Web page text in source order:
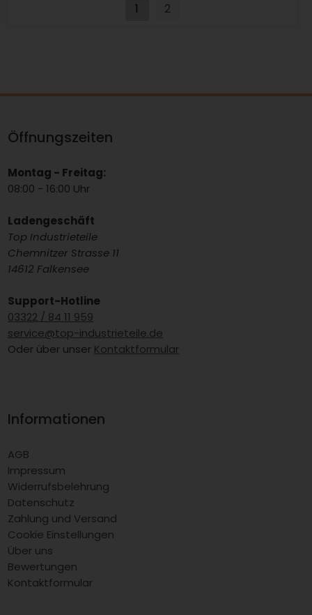
1 2
Öffnungszeiten
Montag - Freitag:
08:00 - 16:00 Uhr
Ladengeschäft
Top Industrieteile
Chemnitzer Strasse 11
14612 Falkensee
Support-Hotline
03322 / 84 11 959
service@top-industrieteile.de
Oder über unser Kontaktformular
Informationen
AGB
Impressum
Widerrufsbelehrung
Datenschutz
Zahlung und Versand
Cookie Einstellungen
Über uns
Bewertungen
Kontaktformular